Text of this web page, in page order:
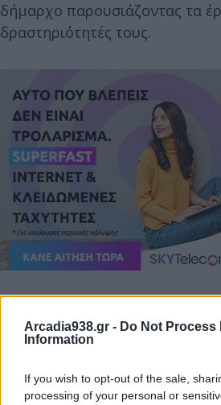
Arcadia938.gr - Do Not Process
Information
If you wish to opt-out of the sale,
processing of your personal or
δήμαρχο παρουσιάζοντας τα
δραστηριότητές τους.
στην παροχή ποιοτικών
και την προώθηση ενός υγιούς
περιβάλλοντος. Δεσμευόμαστε
σχέδια για περαιτέρω